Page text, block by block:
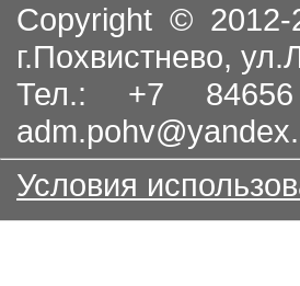
Copyright © 2012-
г.Похвистнево,
Тел.: +7
Условия